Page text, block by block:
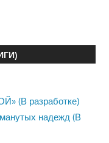
(В разработке)
надежд (В